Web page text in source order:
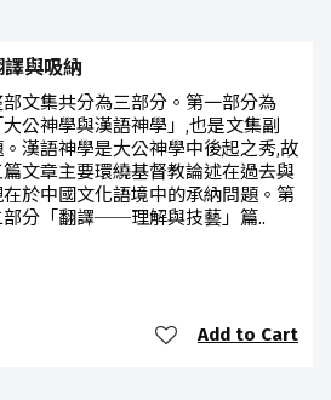
譯與吸納
部文集共分為三部分。第一部分為
大公神學與漢語神學」,也是文集副
漢語神學是大公神學中後起之秀,故
篇文章主要環繞基督教論述在過去與
在於中國文化語境中的承納問題。第
部分「翻譯──理解與技藝」篇..
Add to Cart